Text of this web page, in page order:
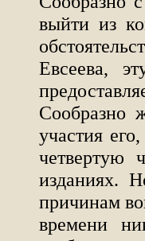
выйти из
Евсеева,
Сообразно
участия
четвертую
изданиях.
причинам
времени